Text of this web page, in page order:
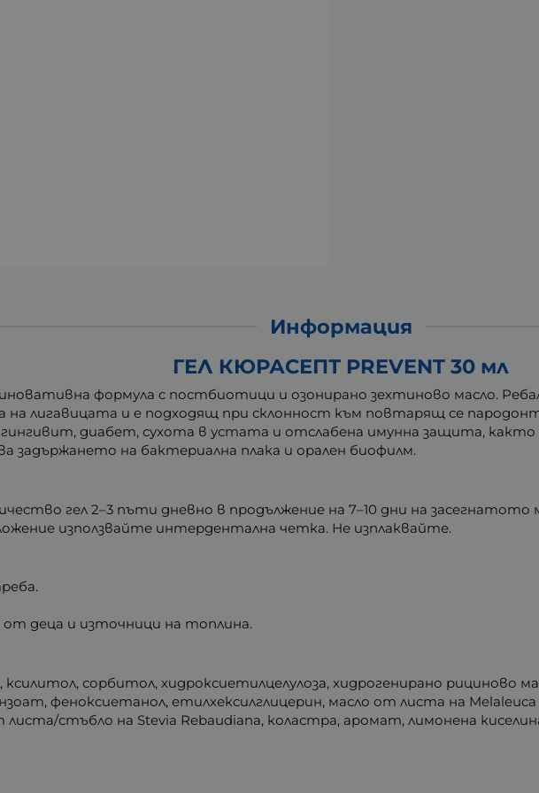
Информация
ГЕЛ КЮРАСЕПТ PREVENT 30 мл
иновативна формула с постбиотици и озонирано зехтиново масло.
лигавицата и e подходящ при склонност към повтарящ се
диабет, сухота в устата и отслабена имунна защита,
задържането на бактериална плака и орален биофилм.
гел 2–3 пъти дневно в продължение на 7–10 дни на
използвайте интердентална четка. Не изплаквайте.
от деца и източници на топлина.
ксилитол, сорбитол, хидроксиетилцелулоза, хидрогенирано рициново
феноксиетанол, етилхексилглицерин, масло от листа на Melaleuca
стъбло на Stevia Rebaudiana, коластра, аромат, лимонена